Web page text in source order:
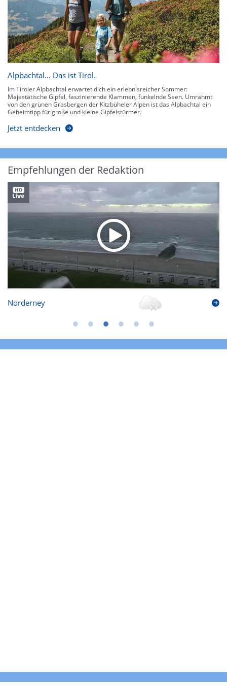
Alpbachtal… Das ist Tirol.
Im Tiroler Alpbachtal erwartet dich ein erlebnisreicher Sommer:
Majestätische Gipfel, faszinierende Klammen, funkelnde Seen. Umrahmt
von den grünen Grasbergen der Kitzbüheler Alpen ist das Alpbachtal ein
Geheimtipp für große und kleine Gipfelstürmer.
Jetzt entdecken
Empfehlungen der Redaktion
Norderney